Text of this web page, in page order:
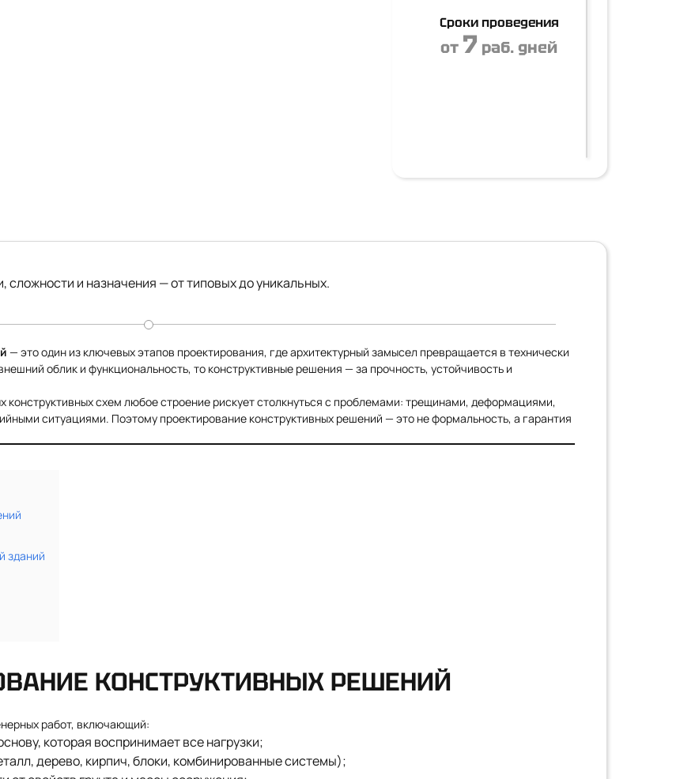
Сроки проведения
от 7 раб. дней
и назначения — от типовых до уникальных.
— это один из ключевых этапов проектирования, где архитектурный замысел превращается в технически
облик и функциональность, то конструктивные решения — за прочность, устойчивость и
конструктивных схем любое строение рискует столкнуться с проблемами: трещинами, деформациями,
ситуациями. Поэтому проектирование конструктивных решений — это не формальность, а гарантия
зданий
КОНСТРУКТИВНЫХ РЕШЕНИЙ
работ, включающий:
которая воспринимает все нагрузки;
дерево, кирпич, блоки, комбинированные системы);